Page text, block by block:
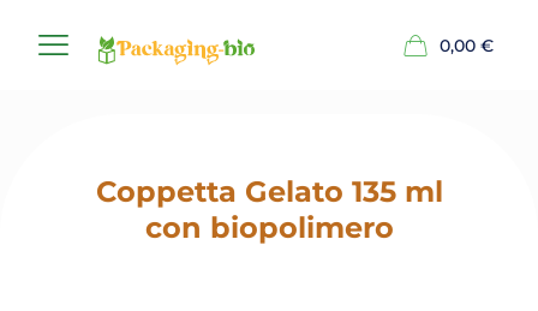
0,00 €
Coppetta Gelato 135 ml
con biopolimero